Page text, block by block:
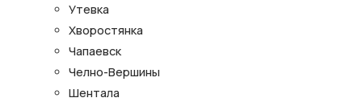
Утевка
Хворостянка
Чапаевск
Челно-Вершины
Шентала